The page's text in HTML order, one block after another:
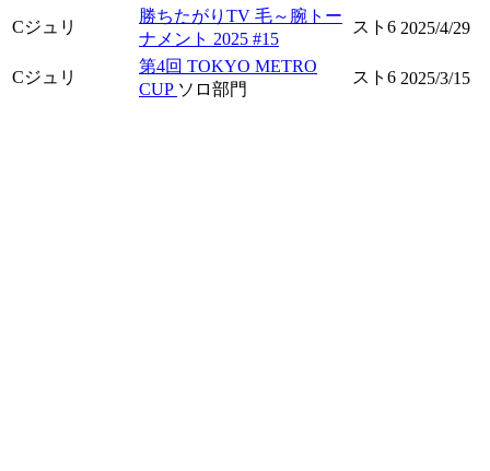
Cジュリ
勝ちたがりTV 毛～腕トー
ナメント 2025 #15
スト6 2025/4/29
Cジュリ
第4回 TOKYO METRO
CUP ソロ部門
スト6 2025/3/15